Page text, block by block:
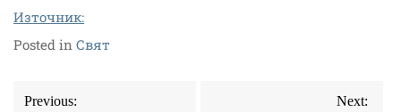
Източник:
Posted in Свят
Post
Previous: Next: